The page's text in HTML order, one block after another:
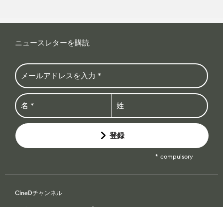
ニュースレターを購読
登録
compulsory
CineDチャンネル